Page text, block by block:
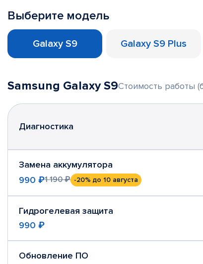
Выберите модель
Galaxy S9 Galaxy S9 Plus
Samsung Galaxy S9Стоимость работы
Диагностика
Замена аккумулятора
990 ₽1 190 ₽ -20% до 10 августа
Гидрогелевая защита
990 ₽
Обновление ПО